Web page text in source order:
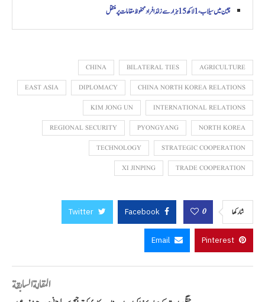
چین میں سیلاب، 1 لاکھ 15 ہزار سے زائد افراد محفوظ مقامات پر منتقل
AGRICULTURE
BILATERAL TIES
CHINA
CHINA NORTH KOREA RELATIONS
DIPLOMACY
EAST ASIA
INTERNATIONAL RELATIONS
KIM JONG UN
NORTH KOREA
PYONGYANG
REGIONAL SECURITY
STRATEGIC COOPERATION
TECHNOLOGY
TRADE COOPERATION
XI JINPING
شاركها 0
Facebook
Twitter
Pinterest
Email
المقالة السابقة